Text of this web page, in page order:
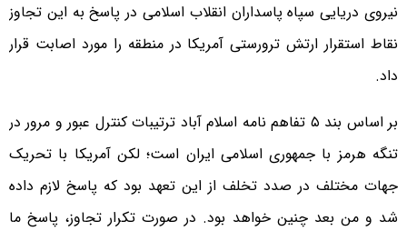
نیروی دریایی سپاه پاسداران انقلاب اسلامی در پاسخ به این تجاوز
نقاط استقرار ارتش ترورستی آمریکا در منطقه را مورد اصابت قرار
داد.
بر اساس بند ۵ تفاهم نامه اسلام آباد ترتیبات کنترل عبور و مرور در
تنگه هرمز با جمهوری اسلامی ایران است؛ لکن آمریکا با تحریک
جهات مختلف در صدد تخلف از این تعهد بود که پاسخ لازم داده
شد و من بعد چنین خواهد بود. در صورت تکرار تجاوز، پاسخ ما